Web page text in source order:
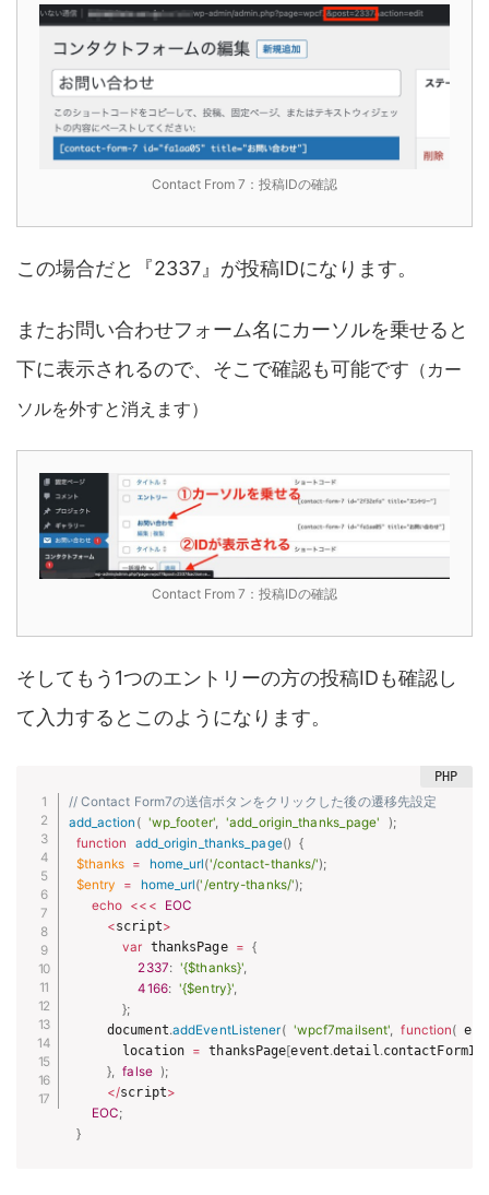
Contact From 7：投稿IDの確認
この場合だと『2337』が投稿IDになります。
またお問い合わせフォーム名にカーソルを乗せると
下に表示されるので、そこで確認も可能です （カー
ソルを外すと消えます）
Contact From 7：投稿IDの確認
そしてもう1つのエントリーの方の投稿IDも確認し
て入力するとこのようになります。
// Contact Form7の送信ボタンをクリックした後の遷移先設定
add_action ( 'wp_footer', 'add_origin_thanks_page' );
function
add_origin_thanks_page() {
$thanks = home_url('/contact-thanks/');
$entry
= home_url('/entry-thanks/');
echo << <
EOC
<script>
var thanksPage = {
2337: '{$thanks}',
4166: '{$entry}',
};
     document
.addEventListener( 'wpcf7mailsent', function(
       location
= thanksPage[event.detail.contactFormId
}, false );
</script>
EOC;
}